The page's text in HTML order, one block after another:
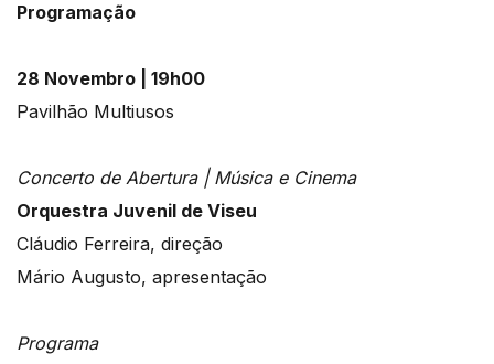
Programação
28 Novembro | 19h00
Pavilhão Multiusos
Concerto de Abertura | Música e Cinema
Orquestra Juvenil de Viseu
Cláudio Ferreira, direção
Mário Augusto, apresentação
Programa